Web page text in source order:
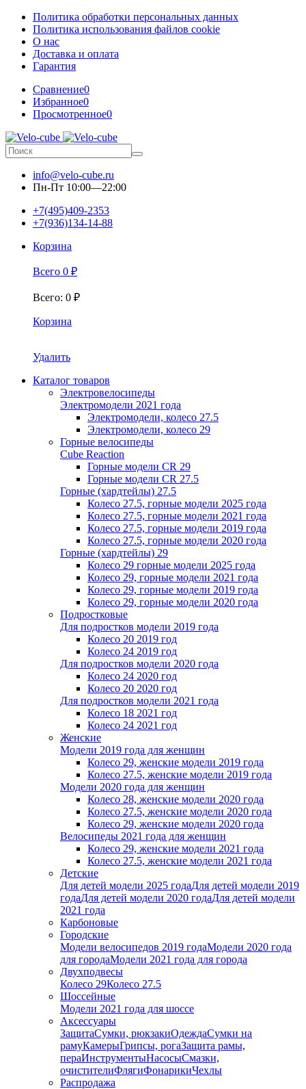
Политика обработки персональных данных
Политика использования файлов cookie
О нас
Доставка и оплата
Гарантия
Сравнение0
Избранное0
Просмотренное0
info@velo-cube.ru
Пн-Пт 10:00—22:00
+7(495)409-2353
+7(936)134-14-88
Корзина
Всего 0 ₽
Всего: 0 ₽
Корзина
Удалить
Каталог товаров
Электровелосипеды
Электромодели 2021 года
Электромодели, колесо 27.5
Электромодели, колесо 29
Горные велосипеды
Cube Reaction
Горные модели CR 29
Горные модели CR 27.5
Горные (хардтейлы) 27.5
Колесо 27.5, горные модели 2025 года
Колесо 27.5, горные модели 2021 года
Колесо 27.5, горные модели 2019 года
Колесо 27.5, горные модели 2020 года
Горные (хардтейлы) 29
Колесо 29 горные модели 2025 года
Колесо 29, горные модели 2021 года
Колесо 29, горные модели 2019 года
Колесо 29, горные модели 2020 года
Подростковые
Для подростков модели 2019 года
Колесо 20 2019 год
Колесо 24 2019 год
Для подростков модели 2020 года
Колесо 24 2020 год
Колесо 20 2020 год
Для подростков модели 2021 года
Колесо 18 2021 год
Колесо 24 2021 год
Женскиe
Модели 2019 года для женщин
Колесо 29, женские модели 2019 года
Колесо 27.5, женские модели 2019 года
Модели 2020 года для женщин
Колесо 28, женские модели 2020 года
Колесо 27.5, женские модели 2020 года
Колесо 29, женские модели 2020 года
Велосипеды 2021 года для женщин
Колесо 29, женские модели 2021 года
Колесо 27.5, женские модели 2021 года
Детские
Для детей модели 2025 годаДля детей модели 2019
годаДля детей модели 2020 годаДля детей модели
2021 года
Карбоновые
Городские
Модели велосипедов 2019 годаМодели 2020 года
для городаМодели 2021 года для города
Двухподвесы
Колесо 29Колесо 27.5
Шоссейные
Модели 2021 года для шоссе
Аксессуары
ЗащитаСумки, рюкзакиОдеждаСумки на
рамуКамерыГрипсы, рогаЗащита рамы,
пераИнструментыНасосыСмазки,
очистителиФлягиФонарикиЧехлы
Распродажа